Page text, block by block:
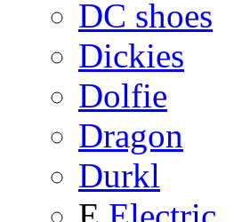
DC shoes
Dickies
Dolfie
Dragon
Durkl